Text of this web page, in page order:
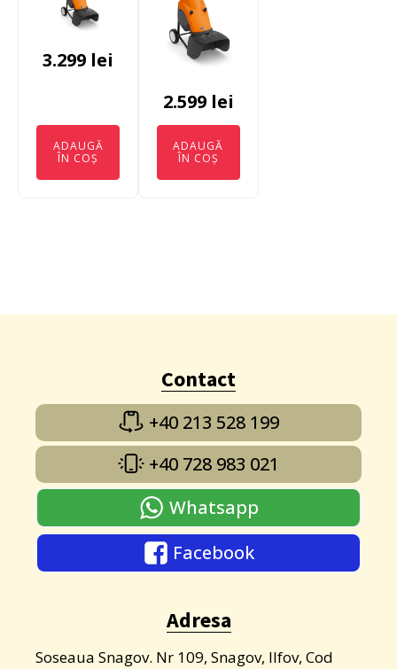
3.299 lei
ADAUGĂ
ÎN COȘ
2.599 lei
ADAUGĂ
ÎN COȘ
Contact
+40 213 528 199
+40 728 983 021
Whatsapp
Facebook
Adresa
Soseaua Snagov. Nr 109, Snagov, Ilfov, Cod